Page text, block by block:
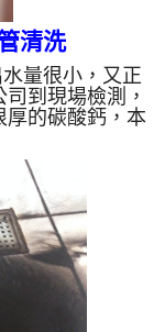
清洗
量很小，又正
到現場檢測，
厚的碳酸鈣，本
，髒水一直從
有不少油汙在
直說怎麼這麼
量正常，謝先
水管清洗, 洗水
洗管路 ...